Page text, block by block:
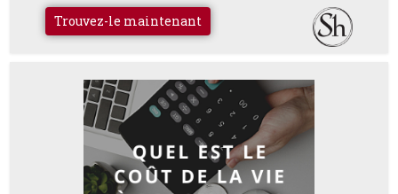
Trouvez-le maintenant